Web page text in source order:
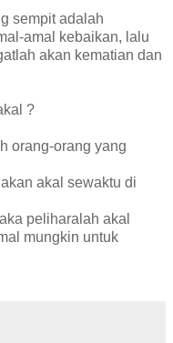
sempit adalah
amal kebaikan, lalu
akan kematian dan
?
orang-orang yang
akal sewaktu di
peliharalah akal
mungkin untuk